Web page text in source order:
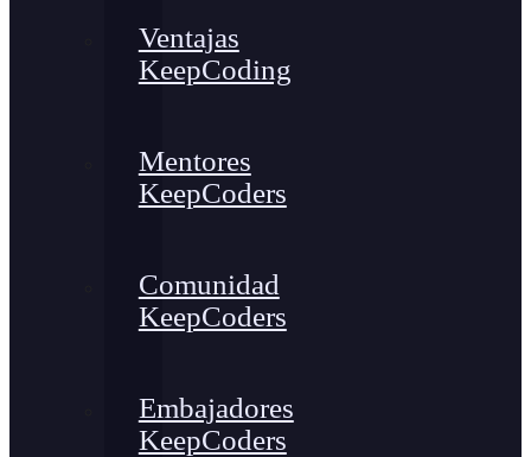
Ventajas
KeepCoding
Mentores
KeepCoders
Comunidad
KeepCoders
Embajadores
KeepCoders